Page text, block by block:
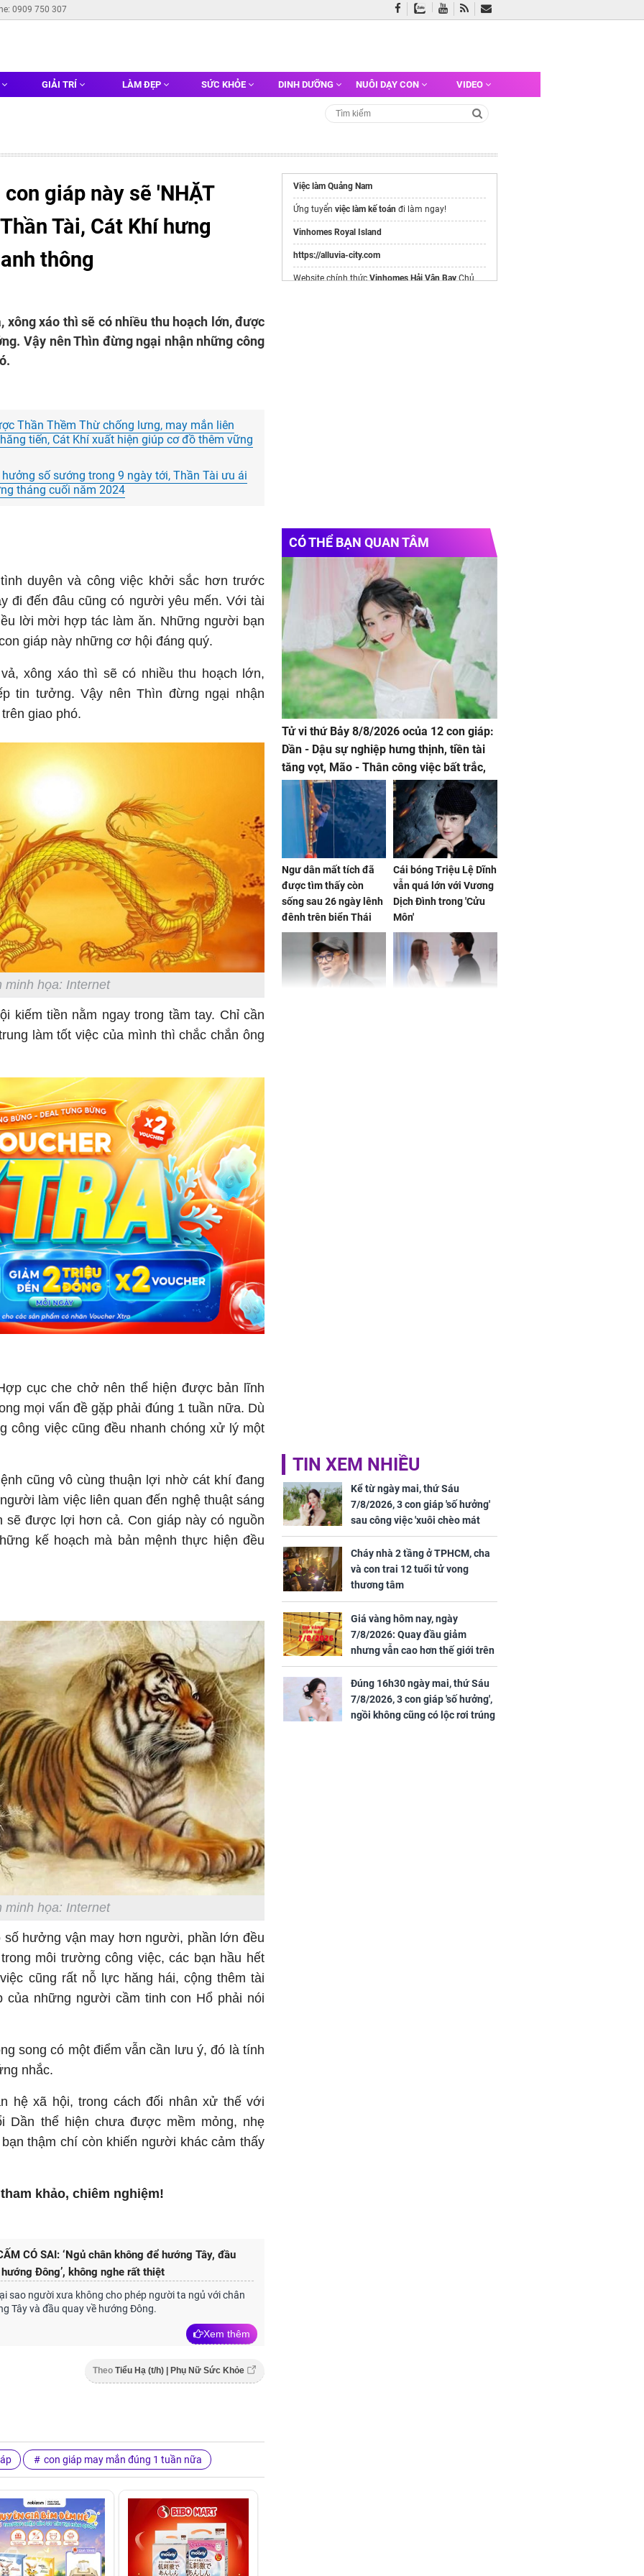
0909 750 307
GIẢI TRÍ LÀM ĐẸP SỨC KHỎE DINH DƯỠNG NUÔI DẠY CON VIDEO
giáp này sẽ 'NHẶT
Tài, Cát Khí hưng
thông
xông xáo thì sẽ có nhiều thu hoạch lớn, được
Vậy nên Thìn đừng ngại nhận những công
Thần Thềm Thừ chống lưng, may mắn liên
tiến, Cát Khí xuất hiện giúp cơ đồ thêm vững
số sướng trong 9 ngày tới, Thần Tài ưu ái
tháng cuối năm 2024
duyên và công việc khởi sắc hơn trước
đi đến đâu cũng có người yêu mến. Với tài
lời mời hợp tác làm ăn. Những người bạn
giáp này những cơ hội đáng quý.
xông xáo thì sẽ có nhiều thu hoạch lớn,
tin tưởng. Vậy nên Thìn đừng ngại nhận
giao phó.
minh họa: Internet
kiếm tiền nằm ngay trong tầm tay. Chỉ cần
làm tốt việc của mình thì chắc chắn ông
cục che chở nên thể hiện được bản lĩnh
mọi vấn đề gặp phải đúng 1 tuần nữa. Dù
công việc cũng đều nhanh chóng xử lý một
cũng vô cùng thuận lợi nhờ cát khí đang
làm việc liên quan đến nghệ thuật sáng
sẽ được lợi hơn cả. Con giáp này có nguồn
kế hoạch mà bản mệnh thực hiện đều
minh họa: Internet
hưởng vận may hơn người, phần lớn đều
môi trường công việc, các bạn hầu hết
cũng rất nỗ lực hăng hái, cộng thêm tài
của những người cầm tinh con Hổ phải nói
song có một điểm vẫn cần lưu ý, đó là tính
nhắc.
hệ xã hội, trong cách đối nhân xử thế với
Dần thể hiện chưa được mềm mỏng, nhẹ
thậm chí còn khiến người khác cảm thấy
khảo, chiêm nghiệm!
CÓ SAI: ‘Ngủ chân không để hướng Tây, đầu
Đông’, không nghe rất thiệt
sao người xưa không cho phép người ta ngủ với chân
Tây và đầu quay về hướng Đông.
Xem thêm
Theo Tiểu Hạ (t/h) | Phụ Nữ Sức Khỏe
con giáp may mắn đúng 1 tuần nữa
Việc làm Quảng Nam
Ứng tuyển việc làm kế toán đi làm ngay!
Vinhomes Royal Island
https://alluvia-city.com
Website chính thức Vinhomes Hải Vân Bay Chủ
CÓ THỂ BẠN QUAN TÂM
Tử vi thứ Bảy 8/8/2026 ocủa 12 con giáp:
Dần - Dậu sự nghiệp hưng thịnh, tiền tài
tăng vọt, Mão - Thân công việc bất trắc,
tiền mất tật mang
Ngư dân mất tích đã
được tìm thấy còn
sống sau 26 ngày lênh
đênh trên biển Thái
Bình Dương
Cái bóng Triệu Lệ Dĩnh
vẫn quá lớn với Vương
Dịch Đình trong 'Cửu
Môn'
TIN XEM NHIỀU
Kể từ ngày mai, thứ Sáu
7/8/2026, 3 con giáp 'số hưởng'
sau công việc 'xuôi chèo mát
mái', tiền tài 'thu về như nước',
tình duyên viên mãn
Cháy nhà 2 tầng ở TPHCM, cha
và con trai 12 tuổi tử vong
thương tâm
Giá vàng hôm nay, ngày
7/8/2026: Quay đầu giảm
nhưng vẫn cao hơn thế giới trên
7 triệu đồng
Đúng 16h30 ngày mai, thứ Sáu
7/8/2026, 3 con giáp 'số hưởng',
ngồi không cũng có lộc rơi trúng